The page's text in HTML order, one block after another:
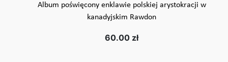
Album poświęcony enklawie polskiej arystokracji w
kanadyjskim Rawdon
60.00 zł